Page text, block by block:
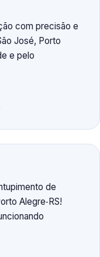
com precisão e
José, Porto
e pelo
de
Alegre‑RS!